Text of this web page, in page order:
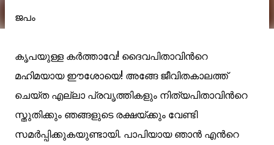
ജപം
കൃപയുള്ള കര്‍ത്താവേ! ദൈവപിതാവിന്‍റെ
മഹിമയായ ഈശോയെ! അങ്ങേ ജീവിതകാലത്ത്
ചെയ്ത എല്ലാ പ്രവൃത്തികളും നിത്യപിതാവിന്‍റെ
സ്തുതിക്കും ഞങ്ങളുടെ രക്ഷയ്ക്കും വേണ്ടി
സമര്‍പ്പിക്കുകയുണ്ടായി. പാപിയായ ഞാന്‍ എന്‍റെ